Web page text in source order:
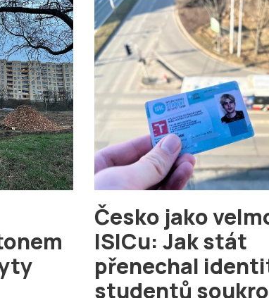
Česko jako
ISICu: Jak stát
přenechal
studentů